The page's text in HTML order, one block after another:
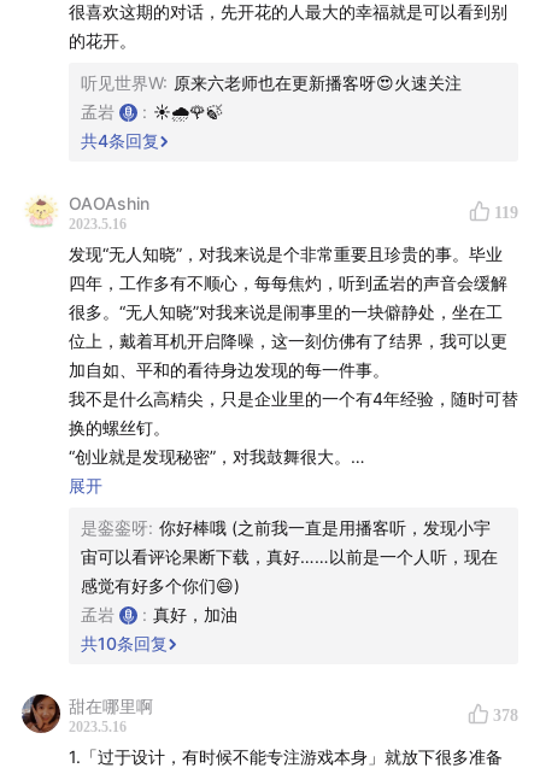
那么难
从初见到现在，厚望对孟岩所选择的道路产生了新
的看法，自身也发生了很大的改变
为什么孟岩从大学到现在都在同一片区域生活？跟
具体位置无关，但跟样貌有关
当你踌躇不前、瞻前顾后、不知所措时，你可以默
念「最重要的就是走，往哪走都行」
45:15 为什么每天要处理大量的工作事宜，孟岩还有时间
读书？
很喜欢这期的对话，先开花的人最大的幸福就是可以看到别
的花开。
听见世界W: 原来六老师也在更新播客呀😍火速关注
孟岩
: ☀️🌧️🌹🍃
共4条回复
OAOAshin
2023.5.16
119
发现“无人知晓”，对我来说是个非常重要且珍贵的事。毕业
四年，工作多有不顺心，每每焦灼，听到孟岩的声音会缓解
很多。“无人知晓”对我来说是闹事里的一块僻静处，坐在工
位上，戴着耳机开启降噪，这一刻仿佛有了结界，我可以更
加自如、平和的看待身边发现的每一件事。
​我不是什么高精尖，只是企业里的一个有4年经验，随时可替
换的螺丝钉。
“创业就是发现秘密”，对我鼓舞很大。
怀揣着我认为发现的“秘密”，经过近一个月的筹备，我成了
人生第一次摆摊，在集市里的反响比我的预期好很多。
​也认识了各个品类的摊主，一边摆摊，一边聊他们的生活、
摆摊史，向我传授经验。这个环境里的人有不同于以往同事
的质朴，至少我看到的这一面确是如此，摆摊一天，有吃有
喝有拿，他们真的很热情。
的一步，我知道了原来生活还可以这样，对我来说开始，这
是无限游戏的开端。
展开
是銮銮呀: 你好棒哦 (之前我一直是用播客听，发现小宇
宙可以看评论果断下载，真好……以前是一个人听，现在
感觉有好多个你们😄)
孟岩
: 真好，加油
共10条回复
甜在哪里啊
2023.5.16
378
1.「过于设计，有时候不能专注游戏本身」就放下很多准备